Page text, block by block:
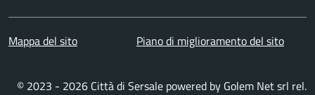
Mappa del sito Piano di miglioramento del sito
© 2023 - 2026 Città di Sersale powered by Golem Net srl rel.